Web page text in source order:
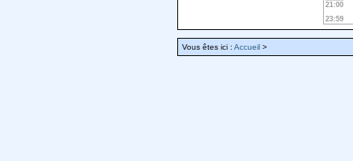
21:00
23:59
Vous êtes ici : Accueil >